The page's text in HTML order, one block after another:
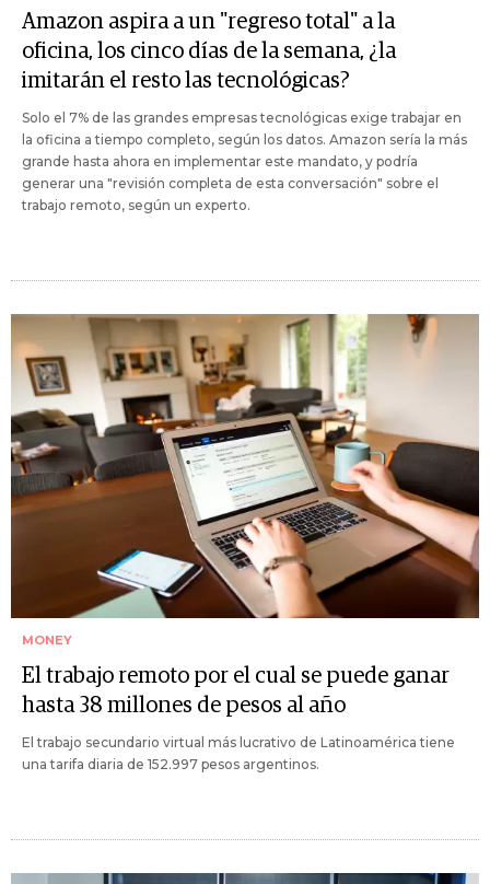
Amazon aspira a un "regreso total" a la
oficina, los cinco días de la semana, ¿la
imitarán el resto las tecnológicas?
Solo el 7% de las grandes empresas tecnológicas exige trabajar en
la oficina a tiempo completo, según los datos. Amazon sería la más
grande hasta ahora en implementar este mandato, y podría
generar una "revisión completa de esta conversación" sobre el
trabajo remoto, según un experto.
MONEY
El trabajo remoto por el cual se puede ganar
hasta 38 millones de pesos al año
El trabajo secundario virtual más lucrativo de Latinoamérica tiene
una tarifa diaria de 152.997 pesos argentinos.